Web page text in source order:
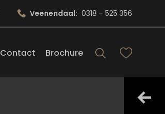
Contact Brochure
Veenendaal: 0318 - 525 356